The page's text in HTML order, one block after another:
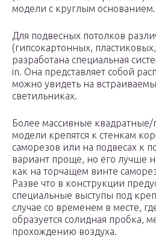
модели с круглым основанием.
Для подвесных потолков
(гипсокартонных,
разработана специальная
in. Она представляет собой
можно увидеть на
светильниках.
Более массивные
модели крепятся к стенкам
саморезов или на подвесах к
вариант проще, но его лучше
как на торчащем винте
Разве что в конструкции
специальные выступы под
случае со временем в месте,
образуется солидная пробка,
прохождению воздуха.